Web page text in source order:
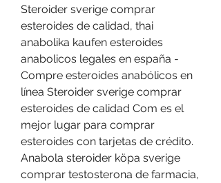
Steroider sverige comprar
esteroides de calidad, thai
anabolika kaufen esteroides
anabolicos legales en españa -
Compre esteroides anabólicos en
línea Steroider sverige comprar
esteroides de calidad Com es el
mejor lugar para comprar
esteroides con tarjetas de crédito.
Anabola steroider köpa sverige
comprar testosterona de farmacia,